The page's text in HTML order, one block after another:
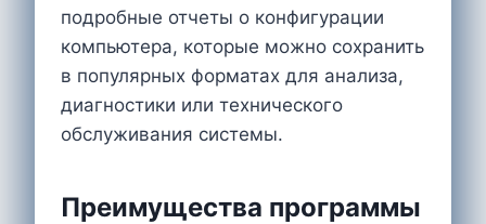
подробные отчеты о конфигурации
компьютера, которые можно сохранить
в популярных форматах для анализа,
диагностики или технического
обслуживания системы.
Преимущества программы